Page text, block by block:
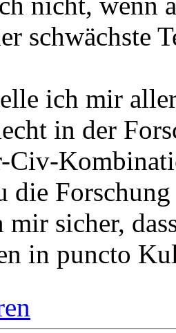
schwächste
ich mir
in der
Civ-
die
mir sicher,
in puncto